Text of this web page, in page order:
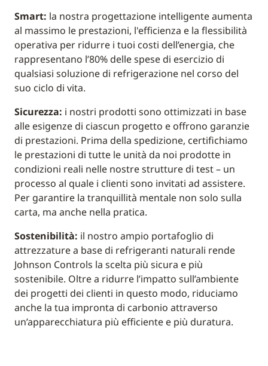
Smart: la nostra progettazione intelligente aumenta
al massimo le prestazioni, l'efficienza e la flessibilità
operativa per ridurre i tuoi costi dell’energia, che
rappresentano l’80% delle spese di esercizio di
qualsiasi soluzione di refrigerazione nel corso del
suo ciclo di vita.
Sicurezza: i nostri prodotti sono ottimizzati in base
alle esigenze di ciascun progetto e offrono garanzie
di prestazioni. Prima della spedizione, certifichiamo
le prestazioni di tutte le unità da noi prodotte in
condizioni reali nelle nostre strutture di test – un
processo al quale i clienti sono invitati ad assistere.
Per garantire la tranquillità mentale non solo sulla
carta, ma anche nella pratica.
Sostenibilità: il nostro ampio portafoglio di
attrezzature a base di refrigeranti naturali rende
Johnson Controls la scelta più sicura e più
sostenibile. Oltre a ridurre l’impatto sull’ambiente
dei progetti dei clienti in questo modo, riduciamo
anche la tua impronta di carbonio attraverso
un’apparecchiatura più efficiente e più duratura.